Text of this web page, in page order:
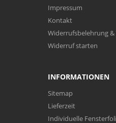
Impressum
Kontakt
Widerrufsbelehrung
Widerruf starten
INFORMATIONEN
Sitemap
Lieferzeit
Individuelle